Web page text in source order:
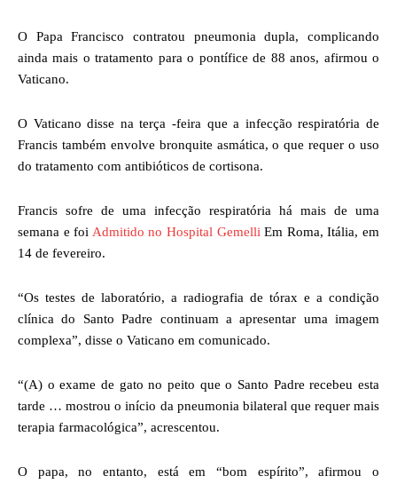
O Papa Francisco contratou pneumonia dupla, complicando
ainda mais o tratamento para o pontífice de 88 anos, afirmou o
Vaticano.
O Vaticano disse na terça -feira que a infecção respiratória de
Francis também envolve bronquite asmática, o que requer o uso
do tratamento com antibióticos de cortisona.
Francis sofre de uma infecção respiratória há mais de uma
semana e foi Admitido no Hospital Gemelli Em Roma, Itália, em
14 de fevereiro.
“Os testes de laboratório, a radiografia de tórax e a condição
clínica do Santo Padre continuam a apresentar uma imagem
complexa”, disse o Vaticano em comunicado.
“(A) o exame de gato no peito que o Santo Padre recebeu esta
tarde … mostrou o início da pneumonia bilateral que requer mais
terapia farmacológica”, acrescentou.
O papa, no entanto, está em “bom espírito”, afirmou o